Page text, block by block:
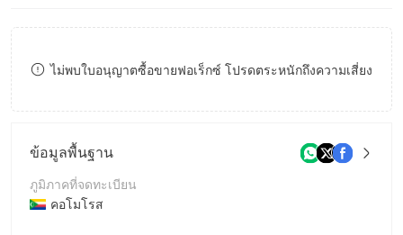
98
9
ไม่พบใบอนุญาตซื้อขายฟอเร็กซ์ โปรดตระหนักถึงความเสี่ยง
ข้อมูลพื้นฐาน
ภูมิภาคที่จดทะเบียน
คอโมโรส